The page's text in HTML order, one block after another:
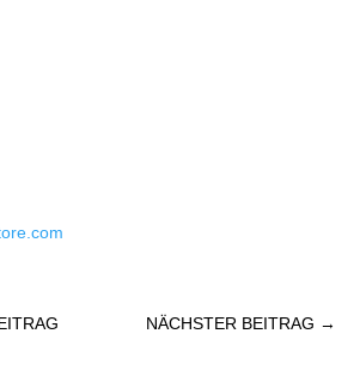
NÄCHSTER BEITRAG →